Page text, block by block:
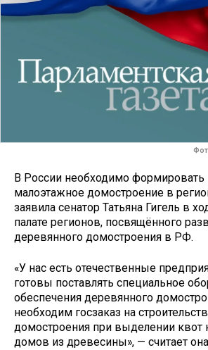
В России необходимо формировать
малоэтажное домостроение в
заявила сенатор Татьяна Гигель в
палате регионов, посвящённого
деревянного домостроения в РФ.
«У нас есть отечественные
готовы поставлять специальное
обеспечения деревянного
необходим госзаказ на
домостроения при выделении квот
домов из древесины», — считает